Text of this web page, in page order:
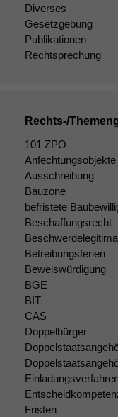
Diverses
Gesetzgebung
Publikationen
Rechtsprechung
Rechts-/
101 ZPO
Anfechtungsobjekte
Ausschreibung
Bauzone
befristete
Beschaffungsrecht
Betreibungsferien
Beweiswürdigung
BGE
BIT
CAS
Doppelbürger
Fristen